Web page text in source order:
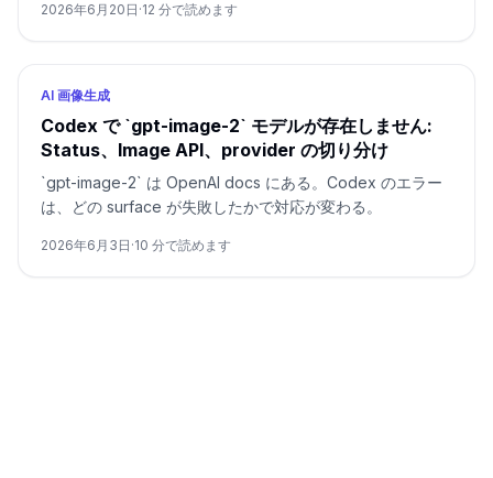
2026年6月20日 ·12 分で読めます
AI 画像生成
Codex で `gpt-image-2` モデルが存在しません:
Status、Image API、provider の切り分け
`gpt-image-2` は OpenAI docs にある。Codex のエラー
は、どの surface が失敗したかで対応が変わる。
2026年6月3日 ·10 分で読めます